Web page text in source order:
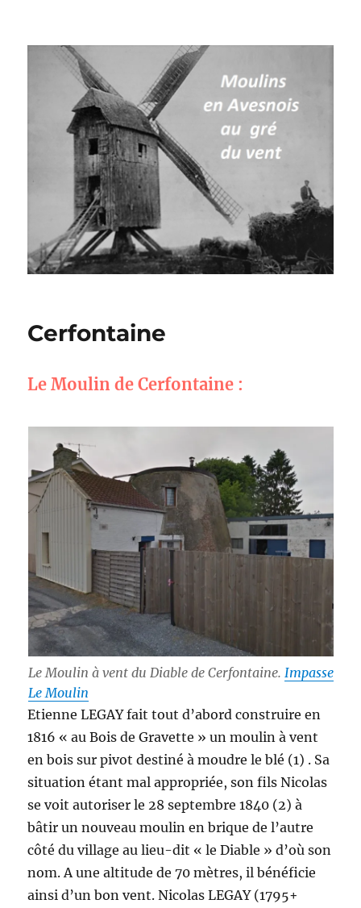
Moulins à vent en Avesnois
Cerfontaine
Le Moulin de Cerfontaine :
Le Moulin à vent du Diable de Cerfontaine. Impasse
Le Moulin
Etienne LEGAY fait tout d’abord construire en
1816 « au Bois de Gravette » un moulin à vent
en bois sur pivot destiné à moudre le blé (1) . Sa
situation étant mal appropriée, son fils Nicolas
se voit autoriser le 28 septembre 1840 (2) à
bâtir un nouveau moulin en brique de l’autre
côté du village au lieu-dit « le Diable » d’où son
nom. A une altitude de 70 mètres, il bénéficie
ainsi d’un bon vent. Nicolas LEGAY (1795+